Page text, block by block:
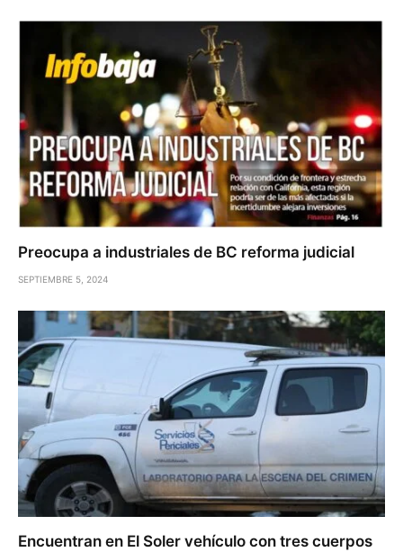
Preocupa a industriales de BC reforma judicial
SEPTIEMBRE 5, 2024
Encuentran en El Soler vehículo con tres cuerpos